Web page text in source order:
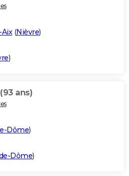
(Nièvre)
)
(93 ans)
Dôme)
Dôme)